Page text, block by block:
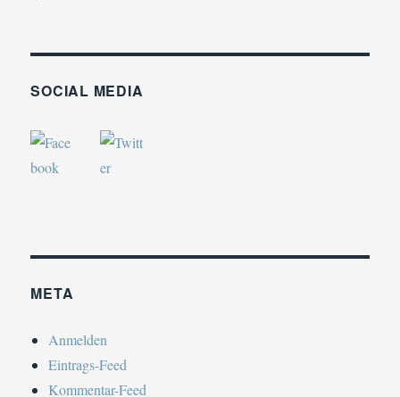
SOCIAL MEDIA
META
Anmelden
Eintrags-Feed
Kommentar-Feed